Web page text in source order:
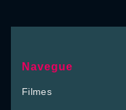
Navegue
Filmes